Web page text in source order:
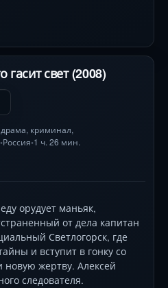
гасит свет (2008)
драма, криминал,
•Россия•1 ч. 26 мин.
орудует маньяк,
от дела капитан
Светлогорск, где
и вступит в гонку со
жертву. Алексей
следователя.